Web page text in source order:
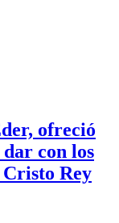
ofreció
con los
Cristo Rey